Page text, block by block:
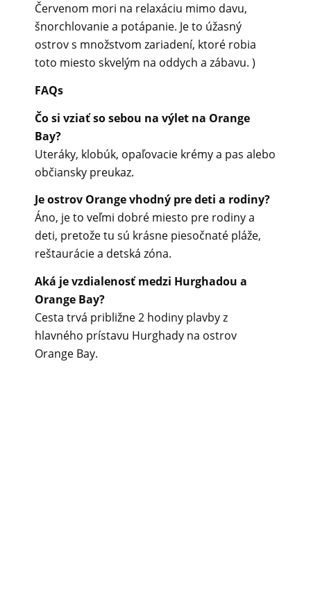
Červenom mori na relaxáciu mimo davu,
šnorchlovanie a potápanie. Je to úžasný
ostrov s množstvom zariadení, ktoré robia
toto miesto skvelým na oddych a zábavu. )
FAQs
Čo si vziať so sebou na výlet na Orange
Bay?
Uteráky, klobúk, opaľovacie krémy a pas alebo
občiansky preukaz.
Je ostrov Orange vhodný pre deti a rodiny?
Áno, je to veľmi dobré miesto pre rodiny a
deti, pretože tu sú krásne piesočnaté pláže,
reštaurácie a detská zóna.
Aká je vzdialenosť medzi Hurghadou a
Orange Bay?
Cesta trvá približne 2 hodiny plavby z
hlavného prístavu Hurghady na ostrov
Orange Bay.